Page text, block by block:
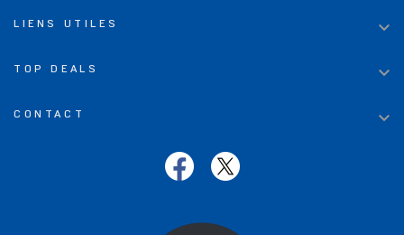
LIENS UTILES 
TOP DEALS 
CONTACT 